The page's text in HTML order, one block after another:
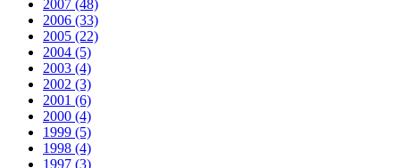
2007 (48)
2006 (33)
2005 (22)
2004 (5)
2003 (4)
2002 (3)
2001 (6)
2000 (4)
1999 (5)
1998 (4)
1997 (3)